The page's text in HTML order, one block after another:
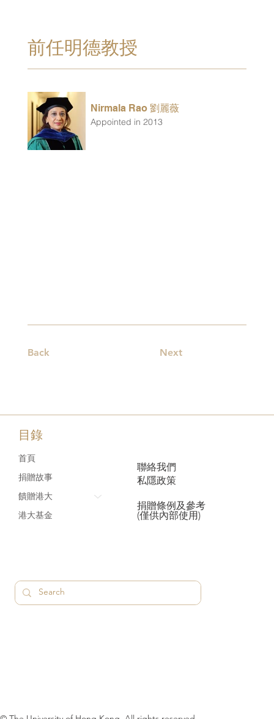
Back Next
Nirmala Rao 劉麗薇
Appointed in 2013
前任明德教授
目錄
首頁
捐贈故事
饋贈港大
港大基金
聯絡我們
私隱政策
捐贈條例及參考
(僅供內部使用)